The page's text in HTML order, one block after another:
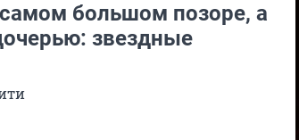
большом позоре, а
звездные